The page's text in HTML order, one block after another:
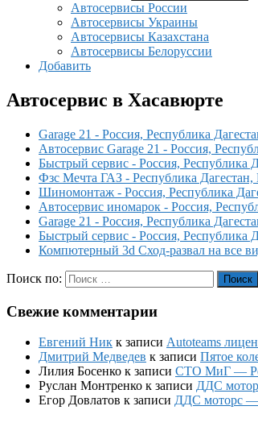
Автосервисы России
Автосервисы Украины
Автосервисы Казахстана
Автосервисы Белоруссии
Добавить
Автосервис в Хасавюрте
Garage 21 - Россия, Республика
Автосервис Garage 21 - Россия,
Быстрый сервис - Россия, Республика
Фзс Мечта ГАЗ - Республика
Шиномонтаж - Россия, Республика
Автосервис иномарок - Россия,
Garage 21 - Россия, Республика
Быстрый сервис - Россия, Республика
Компютерный 3d Сход-развал на все
Поиск по: Поиск
Свежие комментарии
Евгений Ник к записи Autoteams
Дмитрий Медведев к записи Пятое
Лилия Босенко к записи СТО МиГ —
Руслан Монтренко к записи ДДС
Егор Довлатов к записи ДДС моторс —